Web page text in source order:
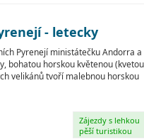
- letecky
Pyrenejí ministátečku Andorra a
bohatou horskou květenou (kvetou
velikánů tvoří malebnou horskou
Zájezdy s lehkou
pěší turistikou